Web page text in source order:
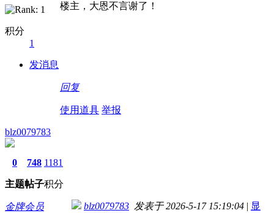
积分
1
发消息
楼主，大恩不言谢了！
回复
使用道具 举报
blz0079783
0
主题
748
帖子
1181
积分
金牌会员 blz0079783 发表于 2026-5-17 15:19:04 | 显